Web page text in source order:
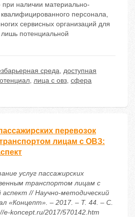
при наличии материально-
персонала,
сервисных организаций для
потенциальной
среда, доступная
, лица с овз, сфера
перевозок
лицам с ОВЗ:
услуг пассажирских
транспортом лицам с
// Научно-методический
«Концепт». – 2017. – Т. 44. – С.
e-koncept.ru/2017/570142.htm